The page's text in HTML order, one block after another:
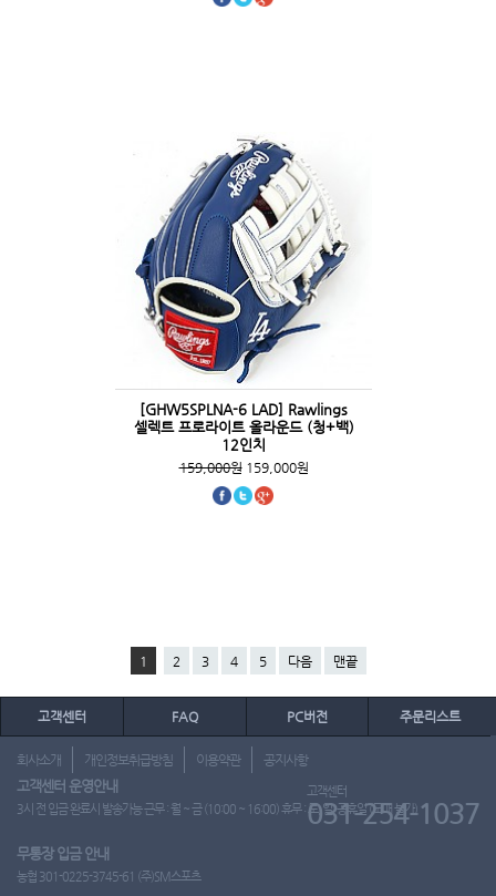
[GHW5SPLNA-6 LAD] Rawlings
셀렉트 프로라이트 올라운드 (청+백)
12인치
159,000원159,000원
1 2 3 4 5 다음 맨끝
고객센터 FAQ PC버전 주문리스트
회사소개 개인정보취급방침 이용약관 공지사항
고객센터 운영안내
3시 전 입금 완료시 발송가능 근무 : 월 ~ 금 (10:00 ~ 16:00) 휴무 : 토, 일, 공휴일 (도매 불가)
고객센터
031-254-1037
무통장 입금 안내
농협 301-0225-3745-61 (주)SM스포츠